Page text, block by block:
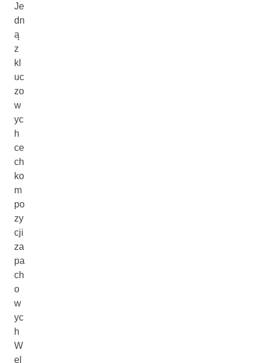
Je
dn
ą
z
kl
uc
zo
w
yc
h
ce
ch
ko
m
po
zy
cji
za
pa
ch
o
w
yc
h
W
el